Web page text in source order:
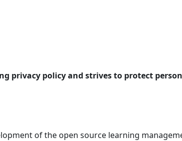
privacy policy and strives to protect
of the open source learning